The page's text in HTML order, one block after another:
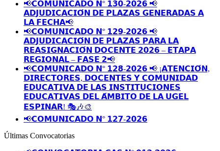
📢𝗖𝗢𝗠𝗨𝗡𝗜𝗖𝗔𝗗𝗢 𝗡° 𝟭𝟯𝟬-𝟮𝟬𝟮𝟲 📢
𝗔𝗗𝗝𝗨𝗗𝗜𝗖𝗔𝗖𝗜𝗢́𝗡 𝗗𝗘 𝗣𝗟𝗔𝗭𝗔𝗦 𝗚𝗘𝗡𝗘𝗥𝗔𝗗𝗔𝗦 𝗔
𝗟𝗔 𝗙𝗘𝗖𝗛𝗔📢
📢𝗖𝗢𝗠𝗨𝗡𝗜𝗖𝗔𝗗𝗢 𝗡° 𝟭𝟮𝟵-𝟮𝟬𝟮𝟲 📢
𝗔𝗗𝗝𝗨𝗗𝗜𝗖𝗔𝗖𝗜𝗢́𝗡 𝗗𝗘 𝗣𝗟𝗔𝗭𝗔𝗦 𝗣𝗔𝗥𝗔 𝗟𝗔
𝗥𝗘𝗔𝗦𝗜𝗚𝗡𝗔𝗖𝗜𝗢́𝗡 𝗗𝗢𝗖𝗘𝗡𝗧𝗘 𝟮𝟬𝟮𝟲 – 𝗘𝗧𝗔𝗣𝗔
𝗥𝗘𝗚𝗜𝗢𝗡𝗔𝗟 – 𝗙𝗔𝗦𝗘 𝟮📢
📢𝗖𝗢𝗠𝗨𝗡𝗜𝗖𝗔𝗗𝗢 𝗡° 𝟭𝟮𝟴-𝟮𝟬𝟮𝟲 📢 ¡𝗔𝗧𝗘𝗡𝗖𝗜𝗢́𝗡,
𝗗𝗜𝗥𝗘𝗖𝗧𝗢𝗥𝗘𝗦, 𝗗𝗢𝗖𝗘𝗡𝗧𝗘𝗦 𝗬 𝗖𝗢𝗠𝗨𝗡𝗜𝗗𝗔𝗗
𝗘𝗗𝗨𝗖𝗔𝗧𝗜𝗩𝗔 𝗗𝗘 𝗟𝗔𝗦 𝗜𝗡𝗦𝗧𝗜𝗧𝗨𝗖𝗜𝗢𝗡𝗘𝗦
𝗘𝗗𝗨𝗖𝗔𝗧𝗜𝗩𝗔𝗦 𝗗𝗘𝗟 𝗔́𝗠𝗕𝗜𝗧𝗢 𝗗𝗘 𝗟𝗔 𝗨𝗚𝗘𝗟
𝗘𝗦𝗣𝗜𝗡𝗔𝗥! 🎭🎶🎨
📢𝗖𝗢𝗠𝗨𝗡𝗜𝗖𝗔𝗗𝗢 𝗡° 𝟭𝟮𝟳-𝟮𝟬𝟮𝟲
Últimas Convocatorias